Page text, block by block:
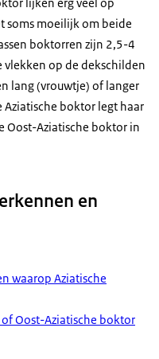
soms moeilijk om beide
boktorren zijn 2,5-4
op de dekschilden
lang (vrouwtje) of langer
boktor legt haar
Oost-Aziatische boktor in
en
waarop Aziatische
Oost-Aziatische boktor